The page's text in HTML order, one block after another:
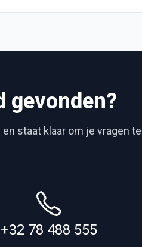
gevonden?
staat klaar om je vragen te
+32 78 488 555